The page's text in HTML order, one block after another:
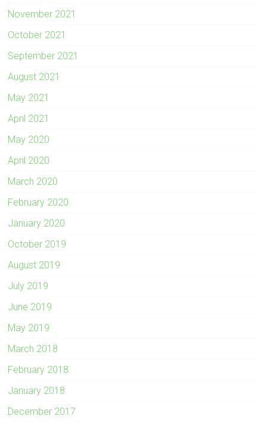
November 2021
October 2021
September 2021
August 2021
May 2021
April 2021
May 2020
April 2020
March 2020
February 2020
January 2020
October 2019
August 2019
July 2019
June 2019
May 2019
March 2018
February 2018
January 2018
December 2017